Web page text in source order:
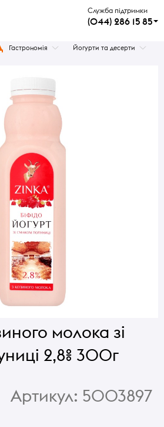
Служба підтримки
(044) 286 15 85
Гастрономія Йогурти та десерти
молока зі
2,8% 300г
Артикул: 5003897